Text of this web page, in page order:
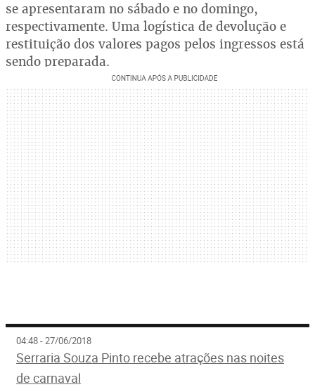
se apresentaram no sábado e no domingo,
respectivamente. Uma logística de devolução e
restituição dos valores pagos pelos ingressos está
sendo preparada.
04:48 - 27/06/2018
Serraria Souza Pinto recebe atrações nas noites
de carnaval